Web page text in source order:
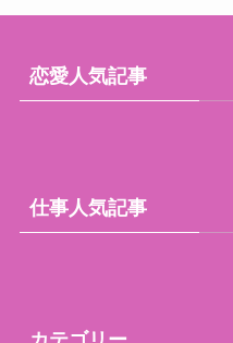
恋愛人気記事
仕事人気記事